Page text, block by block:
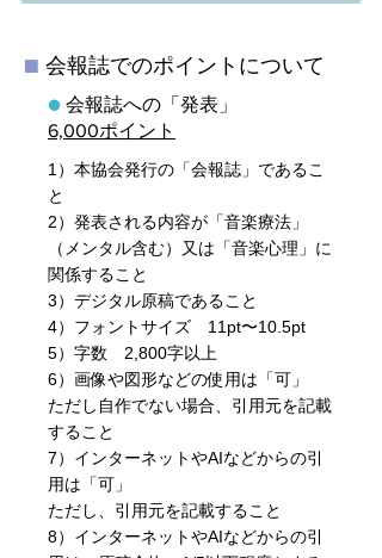
■ 会報誌でのポイントについて
● 会報誌への「発表」
6,000ポイント
1）本協会発行の「会報誌」であるこ
と
2）発表される内容が「音楽療法」
（メンタル含む）又は「音楽心理」に
関係すること
3）デジタル原稿であること
4）フォントサイズ 11pt〜10.5pt
5）字数 2,800字以上
6）画像や図形などの使用は「可」
ただし自作でない場合、引用元を記載
すること
7）インターネットやAIなどからの引
用は「可」
ただし、引用元を記載すること
8）インターネットやAIなどからの引